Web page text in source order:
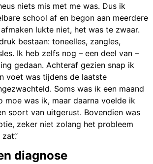
niets mis met me was. Dus ik
school af en begon aan meerdere
lukte niet, het was te zwaar.
bestaan: toneelles, zangles,
Ik heb zelfs nog – een deel van –
gedaan. Achteraf gezien snap ik
voet was tijdens de laatste
Soms was ik een maand
moe was ik, maar daarna voelde ik
soort van uitgerust. Bovendien was
zeker niet zolang het probleem
diagnose